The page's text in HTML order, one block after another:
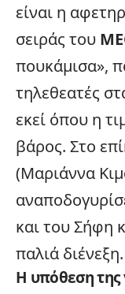
είναι η
σειράς του
πουκάμισα»,
τηλεθεατές
εκεί όπου η
βάρος. Στο
(Μαριάννα
και του Σήφη
παλιά διένεξη.
Η υπόθεση της